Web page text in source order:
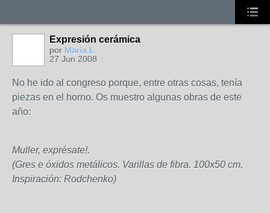
Expresión cerámica
por María L.
27 Jun 2008
No he ido al congreso porque, entre otras cosas, tenía
piezas en el horno. Os muestro algunas obras de este
año:
Muller, exprésate!.
(Gres e óxidos metálicos. Varillas de fibra. 100x50 cm.
Inspiración: Rodchenko)